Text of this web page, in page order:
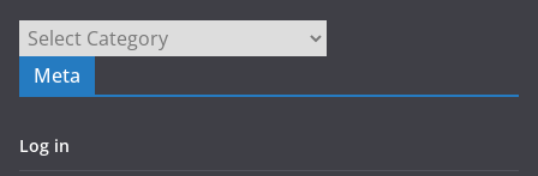
Categories
Meta
Log in